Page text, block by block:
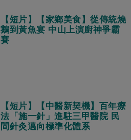
【短片】【家鄉美食】從傳統燒
鵝到黃魚宴 中山上演廚神爭霸
賽
【短片】【中醫新契機】百年療
法「施一針」進駐三甲醫院 民
間針灸邁向標準化體系